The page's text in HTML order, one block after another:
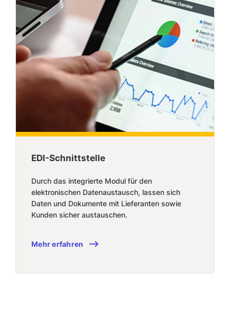
EDI-Schnittstelle
Durch das integrierte Modul für den
elektronischen Datenaustausch, lassen sich
Daten und Dokumente mit Lieferanten sowie
Kunden sicher austauschen.
Mehr erfahren